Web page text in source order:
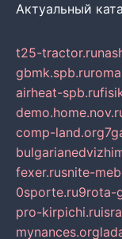
Актуальный
t25-tractor.ru
gbmk.spb.ru
airheat-spb.ru
comp-land.org
fexer.rusnite-
0sporte.ru9rota-
pro-kirpichi.ru
mynances.org